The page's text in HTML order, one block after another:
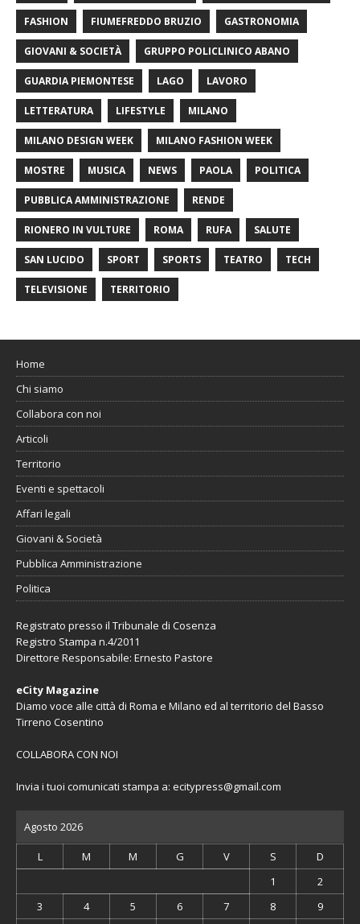
FASHION FIUMEFREDDO BRUZIO GASTRONOMIA
GIOVANI & SOCIETÀ GRUPPO POLICLINICO ABANO
GUARDIA PIEMONTESE LAGO LAVORO
LETTERATURA LIFESTYLE MILANO
MILANO DESIGN WEEK MILANO FASHION WEEK
MOSTRE MUSICA NEWS PAOLA POLITICA
PUBBLICA AMMINISTRAZIONE RENDE
RIONERO IN VULTURE ROMA RUFA SALUTE
SAN LUCIDO SPORT SPORTS TEATRO TECH
TELEVISIONE TERRITORIO
Home
Chi siamo
Collabora con noi
Articoli
Territorio
Eventi e spettacoli
Affari legali
Giovani & Società
Pubblica Amministrazione
Politica
Registrato presso il Tribunale di Cosenza
Registro Stampa n.4/2011
Direttore Responsabile: Ernesto Pastore
eCity Magazine
Diamo voce alle città di Roma e Milano ed al territorio del Basso
Tirreno Cosentino
COLLABORA CON NOI
Invia i tuoi comunicati stampa a: ecitypress@gmail.com
Agosto 2026
L M M G V S
D
1
2
3
4 5 6 7 8 9